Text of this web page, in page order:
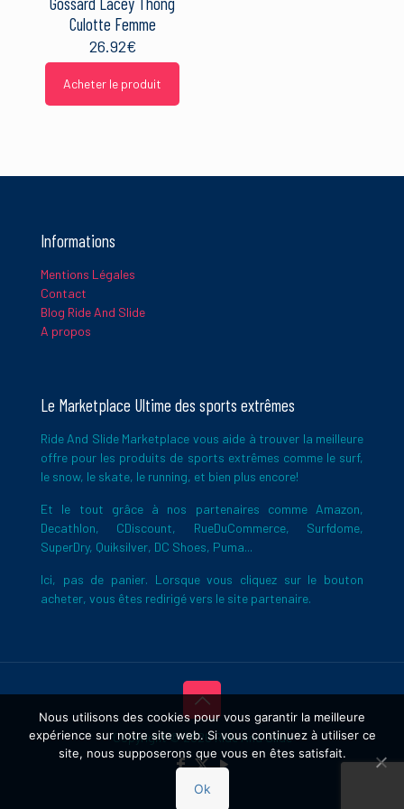
Culotte Femme
26.92€
Acheter le produit
Informations
Mentions Légales
Contact
Blog Ride And Slide
A propos
Le Marketplace Ultime des sports extrêmes
Ride And Slide Marketplace vous aide à trouver la meilleure
offre pour les produits de sports extrêmes comme le surf,
le snow, le skate, le running, et bien plus encore!
Et le tout grâce à nos partenaires comme Amazon,
Decathlon, CDiscount, RueDuCommerce, Surfdome,
SuperDry, Quiksilver, DC Shoes, Puma...
Ici, pas de panier. Lorsque vous cliquez sur le bouton
acheter, vous êtes redirigé vers le site partenaire.
Copyright © 2026 Ride And Slide
Nous utilisons des cookies pour vous garantir la meilleure
expérience sur notre site web. Si vous continuez à utiliser ce
site, nous supposerons que vous en êtes satisfait.
Ok